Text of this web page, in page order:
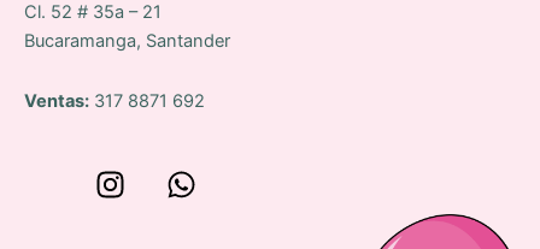
Cl. 52 # 35a – 21
Bucaramanga, Santander
Ventas: 317 8871 692
I
W